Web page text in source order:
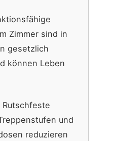
Zimmer sind in
gesetzlich
können Leben
Rutschfeste
und
reduzieren